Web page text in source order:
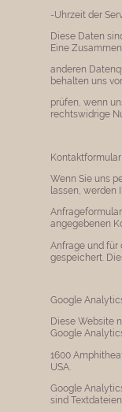
-Uhrzeit der
Diese Daten
Eine
anderen
behalten uns
prüfen, wenn
rechtswidrige
Kontaktformular
Wenn Sie uns
lassen, werden
angegebenen
Anfrage und für
gespeichert.
Google
Diese Website
Google
1600
USA.
Google
sind